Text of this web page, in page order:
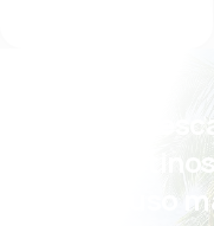
¡Eh!
incluso